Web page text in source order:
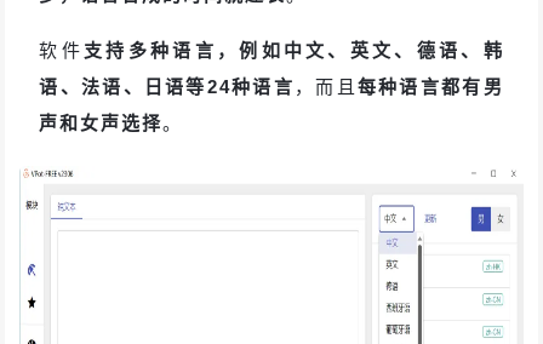
软件 支持多种语言，例如中文、英文、德语、韩
语、法语、日语等24种语言 ，而且 每种语言都有男
声和女声选择。